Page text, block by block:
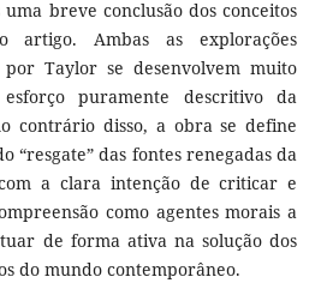
breve conclusão dos conceitos
artigo. Ambas as explorações
por Taylor se desenvolvem muito
puramente descritivo da
contrário disso, a obra se define
“resgate” das fontes renegadas da
a clara intenção de criticar e
como agentes morais a
de forma ativa na solução dos
do mundo contemporâneo.